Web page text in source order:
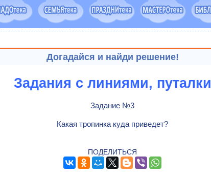
Догадайся и найди решение!
Задания с линиями, путалки
Задание №3
Какая тропинка куда приведет?
ПОДЕЛИТЬСЯ